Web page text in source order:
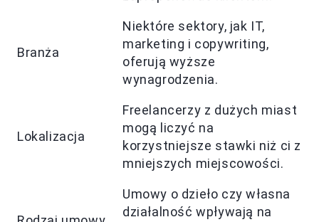
Branża
Niektóre sektory, jak IT,
marketing i copywriting,
oferują wyższe
wynagrodzenia.
Lokalizacja
Freelancerzy z dużych miast
mogą liczyć na
korzystniejsze stawki niż ci z
mniejszych miejscowości.
Umowy o dzieło czy własna
działalność wpływają na